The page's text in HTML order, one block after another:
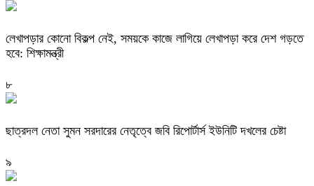
লেখাপড়ার কোনো বিকল্প নেই, সময়কে কাজে লাগিয়ে লেখাপড়া করে দেশ গড়তে
হবে: শিক্ষামন্ত্রী
৮
ছাত্রদল নেতা সুমন সরদারের নেতৃত্বে জবি রিপোর্টার্স ইউনিটি দখলের চেষ্টা
৯